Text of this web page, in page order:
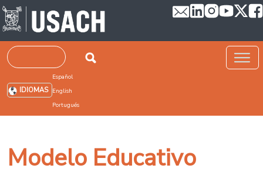
Pasar al contenido principal
Buscar
IDIOMAS
Español
English
Portugués
Modelo Educativo